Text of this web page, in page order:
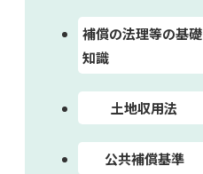
補償の法理等の基礎
知識
土地収用法
公共補償基準